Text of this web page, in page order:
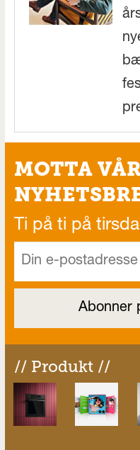
MOTTA
Ti på ti på
// Produkt //